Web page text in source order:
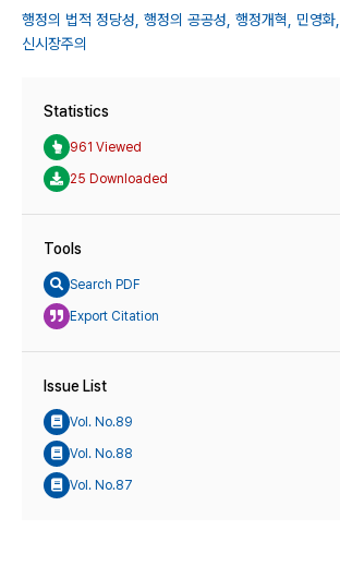
행정의 법적 정당성, 행정의 공공성, 행정개혁, 민영화,
신시장주의
Statistics
961 Viewed
25 Downloaded
Tools
Search PDF
Export Citation
Issue List
Vol. No.89
Vol. No.88
Vol. No.87